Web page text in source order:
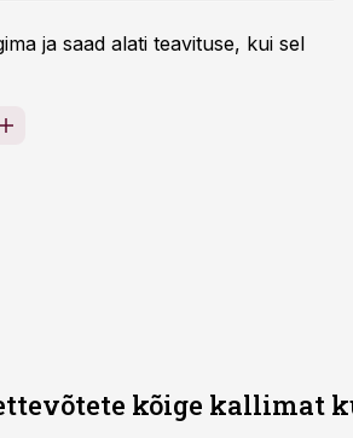
ja saad alati teavituse, kui sel
kõige kallimat